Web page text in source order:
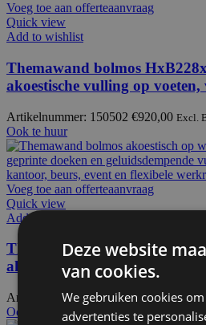
Voeg toe aan offerteaanvraag
Quick view
Add to wishlist
Themawand bolmos
akoestische vulling op
Artikelnummer: 150502 €920,00 Excl.
Ook te huur
Voeg toe aan offerteaanvraag
Quick view
Add to wishlist
Themawand bolmos
akoestische vulling op wielen,
Artikelnummer: 150102€ 968,50 Excl.
Ook te huur
Deze website
van cookies.
We gebruiken cookies
advertenties te